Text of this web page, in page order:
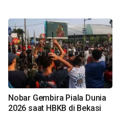
Nobar Gembira Piala Dunia
2026 saat HBKB di Bekasi